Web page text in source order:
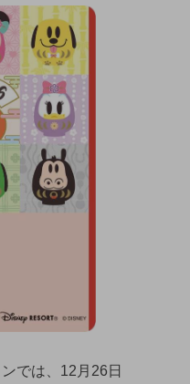
では、12月26日